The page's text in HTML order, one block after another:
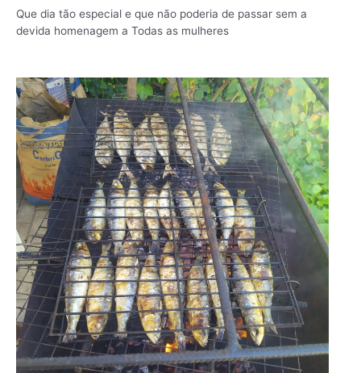
Que dia tão especial e que não poderia de passar sem a
devida homenagem a Todas as mulheres